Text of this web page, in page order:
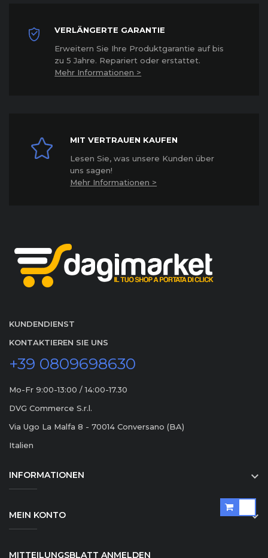
VERLÄNGERTE GARANTIE
Erweitern Sie Ihre Produktgarantie auf bis
zu 5 Jahre. Repariert oder erstattet.
Mehr Informationen >
MIT VERTRAUEN KAUFEN
Lesen Sie, was unsere Kunden über
uns sagen!
Mehr Informationen >
KUNDENDIENST
KONTAKTIEREN SIE UNS
+39 0809698630
Mo-Fr 9:00-13:00 / 14:00-17.30
DVG Commerce S.r.l.
Via Ugo La Malfa 8 - 70014 Conversano (BA)
Italien
INFORMATIONEN 
MEIN KONTO 
MITTEILUNGSBLATT ANMELDEN